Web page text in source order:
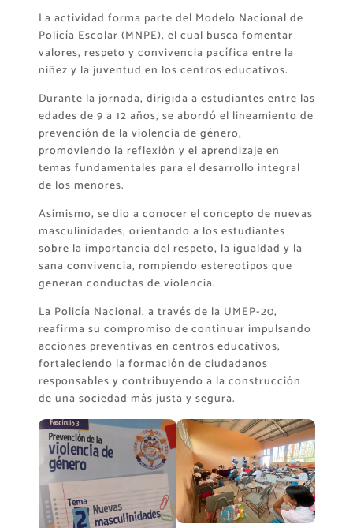
La actividad forma parte del Modelo Nacional de
Policía Escolar (MNPE), el cual busca fomentar
valores, respeto y convivencia pacífica entre la
niñez y la juventud en los centros educativos.
Durante la jornada, dirigida a estudiantes entre las
edades de 9 a 12 años, se abordó el lineamiento de
prevención de la violencia de género,
promoviendo la reflexión y el aprendizaje en
temas fundamentales para el desarrollo integral
de los menores.
Asimismo, se dio a conocer el concepto de nuevas
masculinidades, orientando a los estudiantes
sobre la importancia del respeto, la igualdad y la
sana convivencia, rompiendo estereotipos que
generan conductas de violencia.
La Policía Nacional, a través de la UMEP-20,
reafirma su compromiso de continuar impulsando
acciones preventivas en centros educativos,
fortaleciendo la formación de ciudadanos
responsables y contribuyendo a la construcción
de una sociedad más justa y segura.